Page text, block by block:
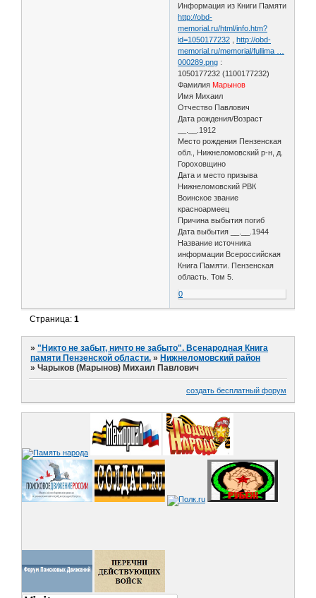
Информация из Книги Памяти
http://obd-
memorial.ru/html/info.htm?
id=1050177232 ,http://obd-
memorial.ru/memorial/fullima …
000289.png :
1050177232 (1100177232)
Фамилия Марынов
Имя Михаил
Отчество Павлович
Дата рождения/Возраст
__.__.1912
Место рождения Пензенская
обл., Нижнеломовский р-н, д.
Гороховщино
Дата и место призыва
Нижнеломовский РВК
Воинское звание
красноармеец
Причина выбытия погиб
Дата выбытия __.__.1944
Название источника
информации Всероссийская
Книга Памяти. Пензенская
область. Том 5.
0
Страница:1
»"Никто не забыт, ничто не забыто". Всенародная Книга
памяти Пензенской области. » Нижнеломовский район
»Чарыков (Марынов) Михаил Павлович
создать бесплатный форум